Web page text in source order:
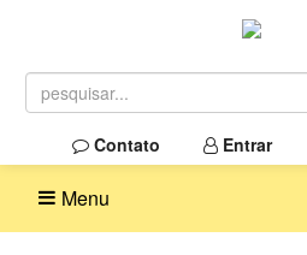
Contato Entrar
Menu